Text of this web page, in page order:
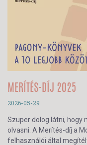
MERÍTÉS-DÍJ 2025
2026-05-29
Szuper dolog látni, hogy
olvasni. A Merítés-díj a
felhasználói által